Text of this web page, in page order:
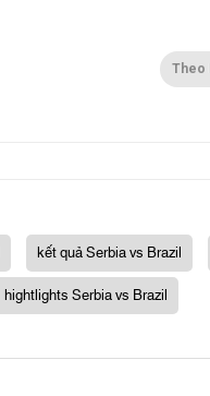
Theo
kết quả Serbia vs Brazil
hightlights Serbia vs Brazil